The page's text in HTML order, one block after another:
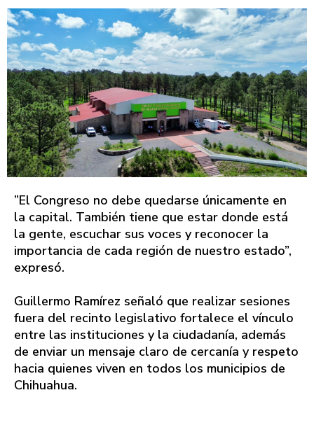
”El Congreso no debe quedarse únicamente en
la capital. También tiene que estar donde está
la gente, escuchar sus voces y reconocer la
importancia de cada región de nuestro estado”,
expresó.
Guillermo Ramírez señaló que realizar sesiones
fuera del recinto legislativo fortalece el vínculo
entre las instituciones y la ciudadanía, además
de enviar un mensaje claro de cercanía y respeto
hacia quienes viven en todos los municipios de
Chihuahua.